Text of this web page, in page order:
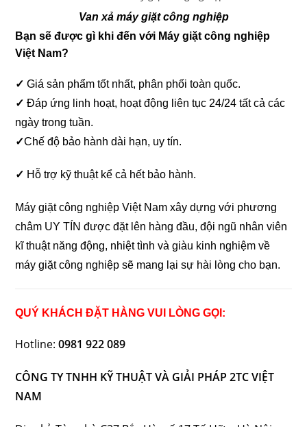
Van xả máy giặt công nghiệp
Bạn sẽ được gì khi đến với Máy giặt công nghiệp
Việt Nam?
✓ Giá sản phẩm tốt nhất, phân phối toàn quốc.
✓ Đáp ứng linh hoạt, hoạt động liên tục 24/24 tất cả các
ngày trong tuần.
✓Chế độ bảo hành dài hạn, uy tín.
✓ Hỗ trợ kỹ thuật kể cả hết bảo hành.
Máy giặt công nghiệp Việt Nam xây dựng với phương
châm UY TÍN được đặt lên hàng đầu, đội ngũ nhân viên
kĩ thuật năng động, nhiệt tình và giàu kinh nghiệm về
máy giặt công nghiệp sẽ mang lại sự hài lòng cho bạn.
QUÝ KHÁCH ĐẶT HÀNG VUI LÒNG GỌI:
Hotline:0981 922 089
CÔNG TY TNHH KỸ THUẬT VÀ GIẢI PHÁP 2TC VIỆT
NAM